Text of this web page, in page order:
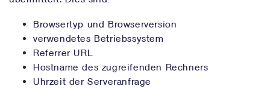
Browsertyp und Browserversion
verwendetes Betriebssystem
Referrer URL
Hostname des zugreifenden Rechners
Uhrzeit der Serveranfrage